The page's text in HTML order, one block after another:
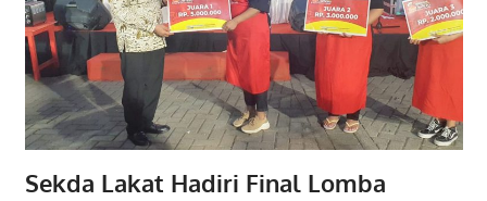
Sekda Lakat Hadiri Final Lomba